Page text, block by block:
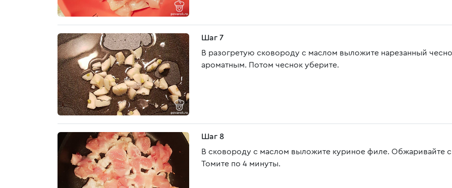
Шаг 7
В разогретую сковороду с маслом выложите нарезанный
ароматным. Потом чеснок уберите.
Шаг 8
В сковороду с маслом выложите куриное филе. Обжаривайте
Томите по 4 минуты.